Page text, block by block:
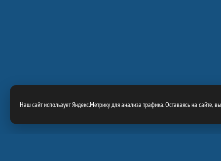
Наш сайт использует Яндекс.Метрику для анализа трафика. Оставаясь на сайте,